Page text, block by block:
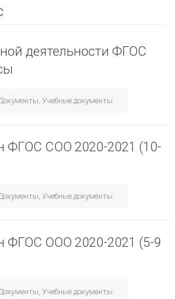
деятельности ФГОС
, Учебные документы
ФГОС СОО 2020-2021 (10-
, Учебные документы
ФГОС ООО 2020-2021 (5-9
, Учебные документы